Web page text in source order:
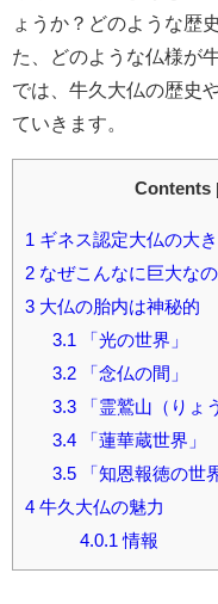
ょうか？どのような歴
た、どのような仏様が
では、牛久大仏の歴史
ていきます。
Contents
1 ギネス認定大仏の大
2 なぜこんなに巨大なの
3 大仏の胎内は神秘的
3.1
「光の世界」
3.2「念仏の間」
3.3「霊鷲山（りょ
3.4「蓮華蔵世界」
3.5「知恩報徳の世
4 牛久大仏の魅力
4.0.1 情報